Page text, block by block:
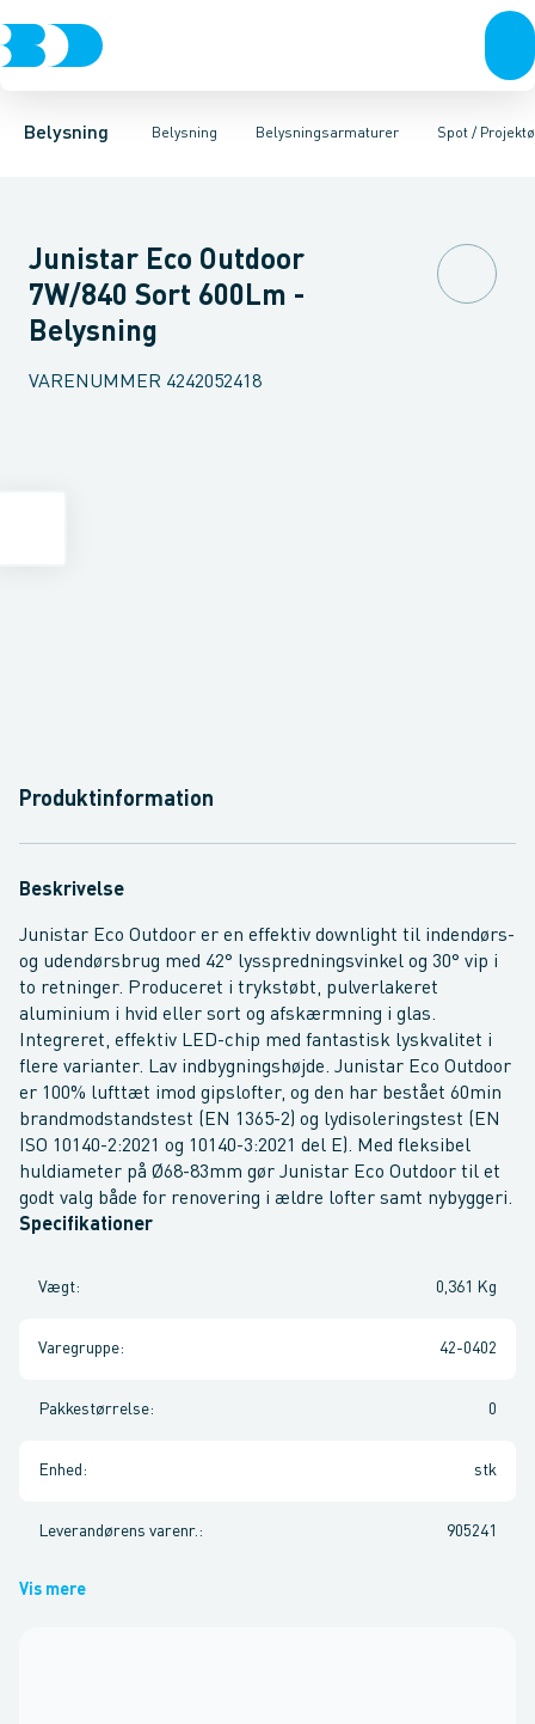
Belysning Belysning
Belysning Belysningsarmaturer
LyskilderBelysningsarmaturerLysstyringTilbehør tilSpot /
PendlerIndustriarmatur og halbelysningArmaturer for vej og
Junistar Eco Outdoor
7W/840 Sort 600Lm -
Belysning
VARENUMMER 4242052418
Produktinformation
Beskrivelse
Junistar Eco Outdoor er en effektiv downlight til indendørs-
og udendørsbrug med 42° lysspredningsvinkel og 30° vip i
to retninger. Produceret i trykstøbt, pulverlakeret
aluminium i hvid eller sort og afskærmning i glas.
Integreret, effektiv LED-chip med fantastisk lyskvalitet i
flere varianter. Lav indbygningshøjde. Junistar Eco Outdoor
er 100% lufttæt imod gipslofter, og den har bestået 60min
brandmodstandstest (EN 1365-2) og lydisoleringstest (EN
ISO 10140-2:2021 og 10140-3:2021 del E). Med fleksibel
huldiameter på Ø68-83mm gør Junistar Eco Outdoor til et
godt valg både for renovering i ældre lofter samt nybyggeri.
Specifikationer
Vægt: 0,361 Kg
Varegruppe: 42-0402
Pakkestørrelse: 0
Enhed : stk
Leverandørens varenr. : 905241
Vis mere